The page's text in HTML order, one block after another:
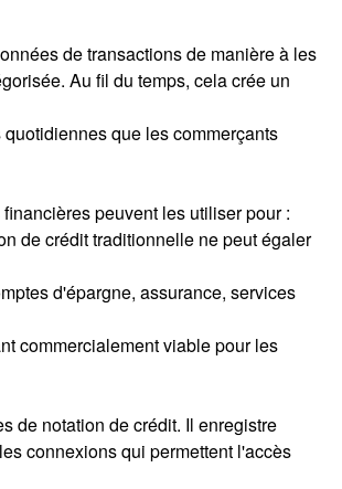
de transactions de manière à les
Au fil du temps, cela crée un
que les commerçants
peuvent les utiliser pour :
de crédit traditionnelle ne peut égaler
d'épargne, assurance, services
commercialement viable pour les
de notation de crédit. Il enregistre
connexions qui permettent l'accès